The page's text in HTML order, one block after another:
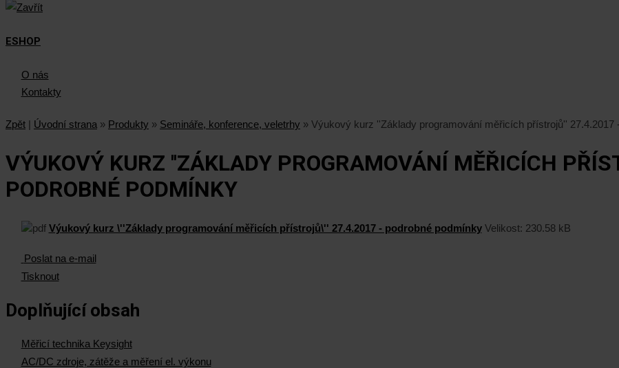
ESHOP
O nás
Kontakty
Zpět | Úvodní strana » Produkty » Semináře, konference, veletrhy » Výukový kurz ''Základy programování měřicích přístrojů'' 27.4.2017
VÝUKOVÝ KURZ ''ZÁKLADY PROGRAMOVÁNÍ MĚŘICÍCH
PODROBNÉ PODMÍNKY
Výukový kurz \''Základy programování měřicích přístrojů\'' 27.4.2017 - podrobné podmínky Velikost: 230.58 kB
Poslat na e-mail
Tisknout
Doplňující obsah
Měřicí technika Keysight
AC/DC zdroje, zátěže a měření el. výkonu